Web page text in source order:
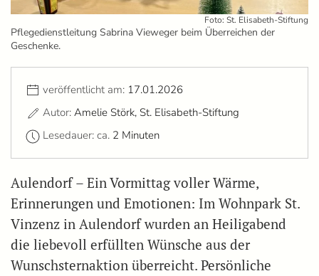
Foto: St. Elisabeth-Stiftung
Pflegedienstleitung Sabrina Vieweger beim Überreichen der
Geschenke.
veröffentlicht am: 17.01.2026
Autor: Amelie Störk, St. Elisabeth-Stiftung
Lesedauer: ca. 2 Minuten
Aulendorf – Ein Vormittag voller Wärme,
Erinnerungen und Emotionen: Im Wohnpark St.
Vinzenz in Aulendorf wurden an Heiligabend
die liebevoll erfüllten Wünsche aus der
Wunschsternaktion überreicht. Persönliche